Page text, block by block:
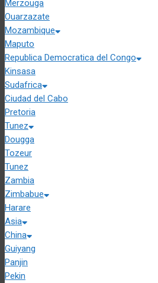
Merzouga
Ouarzazate
Mozambique
Maputo
Republica Democratica del Congo
Kinsasa
Sudafrica
Ciudad del Cabo
Pretoria
Tunez
Dougga
Tozeur
Tunez
Zambia
Zimbabue
Harare
Asia
China
Guiyang
Panjin
Pekin